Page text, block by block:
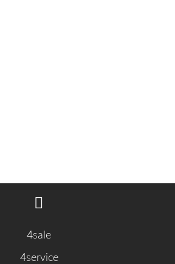
4sale
4service